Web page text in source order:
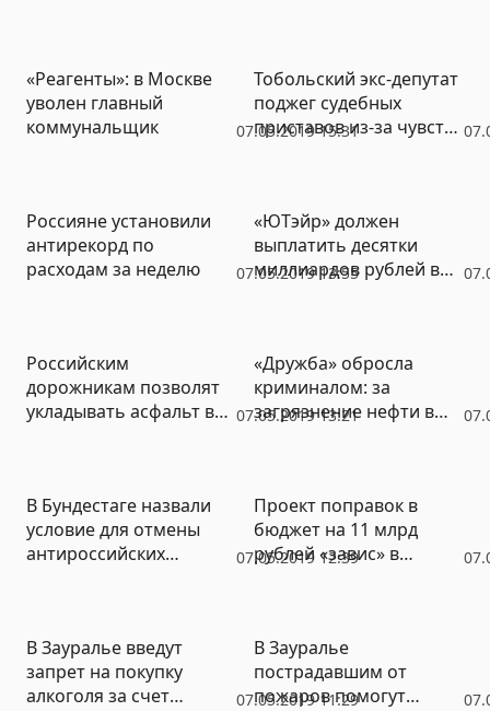
07.05.2019 15:31
«Реагенты»: в Москве
уволен главный
коммунальщик
Тобольский экс-депутат
поджег судебных
приставов из-за чувства
07.05.2019 13:55
Россияне установили
антирекорд по
расходам за неделю
«ЮТэйр» должен
выплатить десятки
миллиардов рублей в
07.05.2019 13:21
Российским
дорожникам позволят
укладывать асфальт в
«Дружба» обросла
криминалом: за
загрязнение нефти в
07.05.2019 12:39
В Бундестаге назвали
условие для отмены
антироссийских
Проект поправок в
бюджет на 11 млрд
рублей «завис» в
07.05.2019 11:29
В Зауралье введут
запрет на покупку
алкоголя за счет
В Зауралье
пострадавшим от
пожаров помогут